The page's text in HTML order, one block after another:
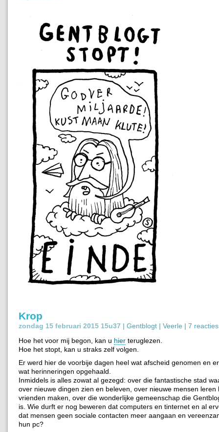
Krop
zondag 15 februari 2015 15u37 | Gentblogt | Veerle | 7 reacties
Hoe het voor mij begon, kan u hier teruglezen.
Hoe het stopt, kan u straks zelf volgen.
Er werd hier de voorbije dagen heel wat afscheid genomen en
wat herinneringen opgehaald.
Inmiddels is alles zowat al gezegd: over die fantastische stad
over nieuwe dingen zien en beleven, over nieuwe mensen leren
vrienden maken, over die wonderlijke gemeenschap die
is. Wie durft er nog beweren dat computers en tinternet en al
dat mensen geen sociale contacten meer aangaan en
hun pc?